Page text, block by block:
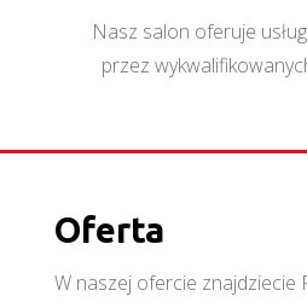
Nasz salon oferuje
przez
Oferta
W naszej ofercie znajdziecie